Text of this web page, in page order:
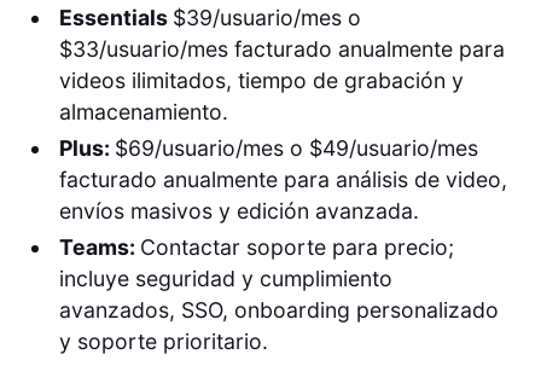
Essentials $39/usuario/mes o
$33/usuario/mes facturado anualmente para
videos ilimitados, tiempo de grabación y
almacenamiento.
Plus: $69/usuario/mes o $49/usuario/mes
facturado anualmente para análisis de video,
envíos masivos y edición avanzada.
Teams: Contactar soporte para precio;
incluye seguridad y cumplimiento
avanzados, SSO, onboarding personalizado
y soporte prioritario.